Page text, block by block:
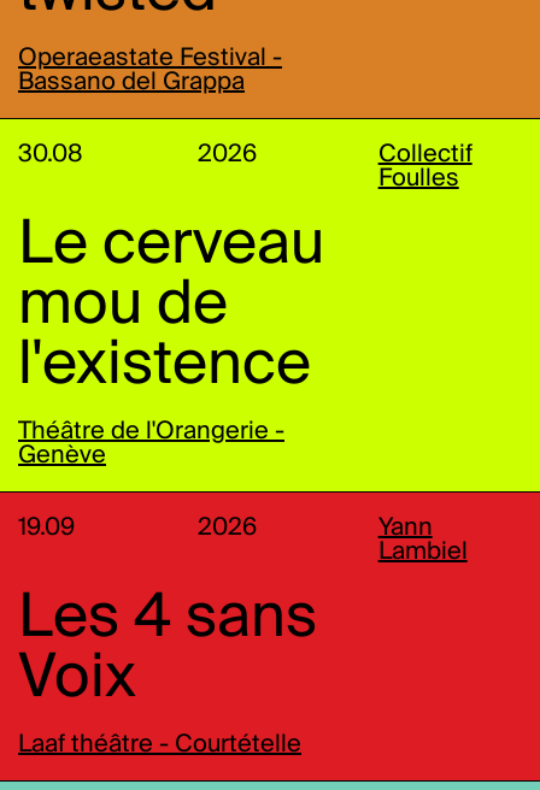
Operaeastate Festival -
Bassano del Grappa
30.08 2026
Collectif
Foulles
Le cerveau
mou de
l'existence
Théâtre de l'Orangerie -
Genève
19.09 2026
Yann
Lambiel
Les 4 sans
Voix
Laaf théâtre - Courtételle